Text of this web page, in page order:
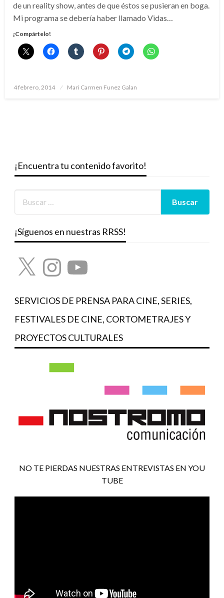
de un reality show, antes de que éstos se pusieran en boga.
Mi programa se debería haber llamado Vidas…
¡Compártelo!
Publicado
4 febrero, 2014 Mari Carmen Funez Galan
¡Encuentra tu contenido favorito!
¡Síguenos en nuestras RRSS!
X InstagramYouTube
SERVICIOS DE PRENSA PARA CINE, SERIES,
FESTIVALES DE CINE, CORTOMETRAJES Y
PROYECTOS CULTURALES
NO TE PIERDAS NUESTRAS ENTREVISTAS EN YOU
TUBE